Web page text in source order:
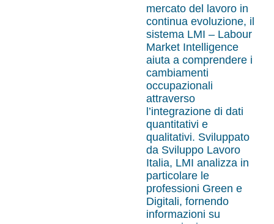
mercato del lavoro in
continua evoluzione, il
sistema LMI – Labour
Market Intelligence
aiuta a comprendere i
cambiamenti
occupazionali
attraverso
l’integrazione di dati
quantitativi e
qualitativi. Sviluppato
da Sviluppo Lavoro
Italia, LMI analizza in
particolare le
professioni Green e
Digitali, fornendo
informazioni su